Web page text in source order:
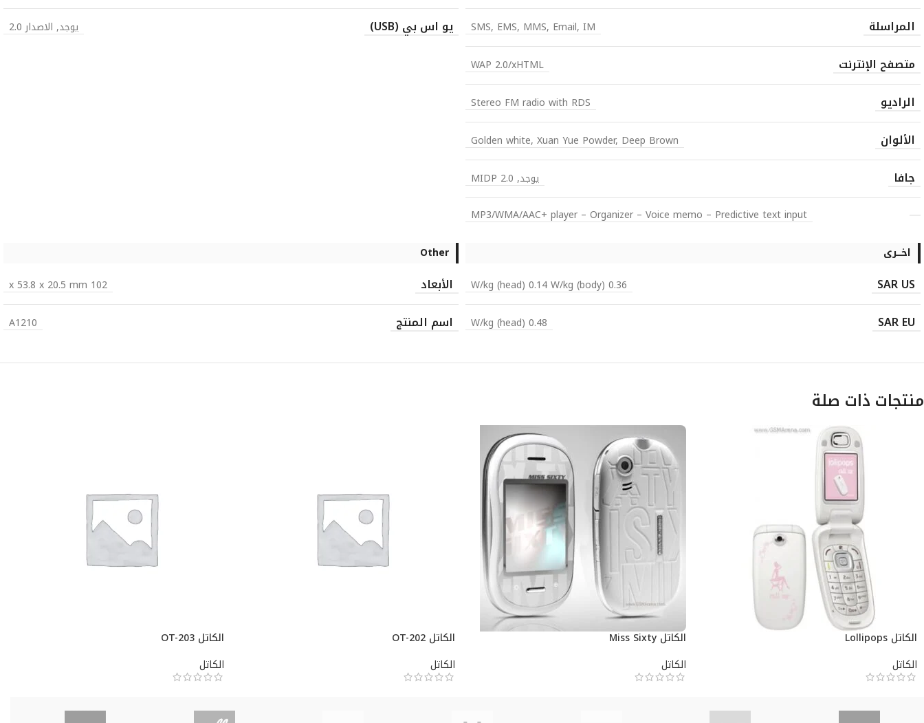
المراسلة SMS, EMS, MMS, Email, IM
متصفح الإنترنت WAP 2.0/xHTML
الراديو Stereo FM radio with RDS
الألوان Golden white, Xuan Yue Powder, Deep Brown
جافا
يوجد, MIDP 2.0
MP3/WMA/AAC+ player – Organizer – Voice memo – Predictive text input
يو اس بي (USB) يوجد, الاصدار 2.0
اخـــرى
SAR US
0.36 W/kg (head) 0.14 W/kg (body)
SAR EU
0.48 W/kg (head)
Other
الأبعاد 102 x 53.8 x 20.5 mm
اسم المنتج A1210
منتجات ذات صلة
الكاتل Lollipops
الكاتل
الكاتل Miss Sixty
الكاتل
الكاتل OT-202
الكاتل
الكاتل OT-203
الكاتل